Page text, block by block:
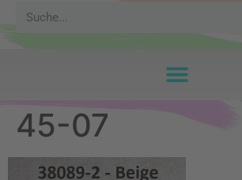
45-07